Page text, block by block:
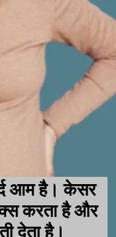
आम है। केसर
करता है और
देता है।